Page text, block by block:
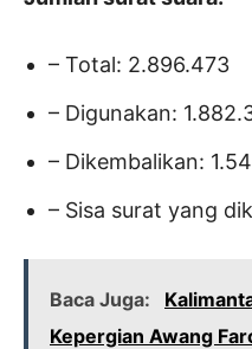
– Total: 2.896.473
– Digunakan:
– Dikembalikan:
– Sisa surat yang
Baca Juga:
Kepergian Awang